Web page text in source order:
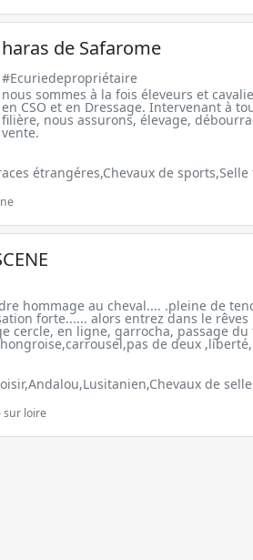
haras de Safarome
#Ecuriedepropriétaire
nous sommes à la fois éleveurs et
en CSO et en Dressage. Intervenant à
filière, nous assurons, élevage,
vente.
étrangéres,Chevaux de sports,Selle
hommage au cheval.... .pleine de
forte...... alors entrez dans le rêves
cercle, en ligne, garrocha, passage du
de deux
de
sur loire